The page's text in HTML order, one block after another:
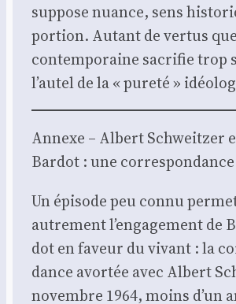
sup­pose nuance, sens
por­tion. Autant de ver­tus
contem­po­raine sacri­fie trop
l’autel de la « pure­té »
Annexe – Albert Schweit­zer
Bar­dot : une
Un épi­sode peu connu
autre­ment l’engagement de
dot en faveur du vivant : la
dance avor­tée avec Albert
novembre 1964, moins d’un